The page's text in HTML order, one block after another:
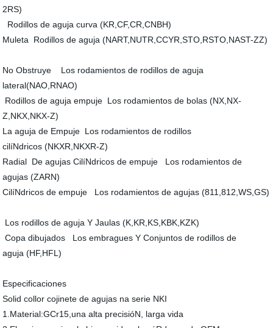
2RS)
Rodillos de aguja curva (KR,CF,CR,CNBH)
Muleta Rodillos de aguja (NART,NUTR,CCYR,STO,RSTO,NAST-ZZ)
No Obstruye Los rodamientos de rodillos de aguja
lateral(NAO,RNAO)
Rodillos de aguja empuje Los rodamientos de bolas (NX,NX-
Z,NKX,NKX-Z)
La aguja de Empuje Los rodamientos de rodillos
cilíNdricos (NKXR,NKXR-Z)
Radial De agujas CilíNdricos de empuje Los rodamientos de
agujas (ZARN)
CilíNdricos de empuje Los rodamientos de agujas (811,812,WS,GS)
Los rodillos de aguja Y Jaulas (K,KR,KS,KBK,KZK)
Copa dibujados Los embragues Y Conjuntos de rodillos de
aguja (HF,HFL)
Especificaciones
Solid collor cojinete de agujas na serie NKI
1.Material:GCr15,una alta precisióN, larga vida